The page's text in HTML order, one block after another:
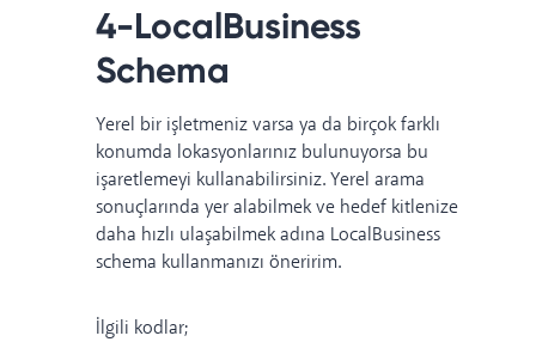
4-LocalBusiness
Schema
Yerel bir işletmeniz varsa ya da birçok farklı
konumda lokasyonlarınız bulunuyorsa bu
işaretlemeyi kullanabilirsiniz. Yerel arama
sonuçlarında yer alabilmek ve hedef kitlenize
daha hızlı ulaşabilmek adına LocalBusiness
schema kullanmanızı öneririm.
İlgili kodlar;